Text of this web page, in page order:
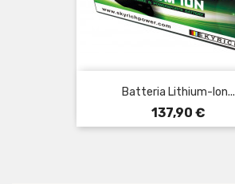
Batteria Lithium-Ion...
Prezzo
137,90 €